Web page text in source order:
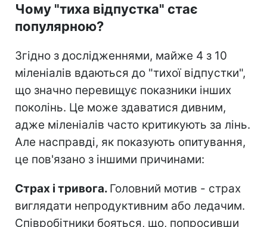
Чому "тиха відпустка" стає
популярною?
Згідно з дослідженнями, майже 4 з 10
міленіалів вдаються до "тихої відпустки",
що значно перевищує показники інших
поколінь. Це може здаватися дивним,
адже міленіалів часто критикують за лінь.
Але насправді, як показують опитування,
це пов'язано з іншими причинами:
Страх і тривога. Головний мотив - страх
виглядати непродуктивним або ледачим.
Співробітники бояться, що, попросивши